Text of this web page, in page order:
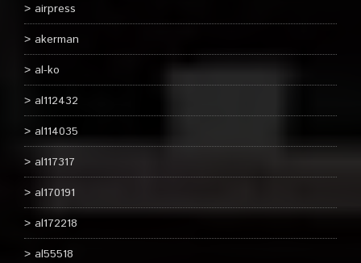
airpress
akerman
al-ko
al112432
al114035
al117317
al170191
al172218
al55518